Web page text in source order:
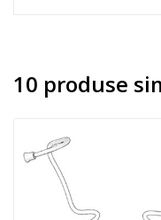
10 produse